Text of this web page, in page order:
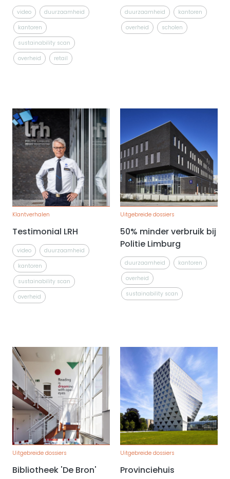
video
duurzaamheid
kantoren
sustainability scan
overheid
retail
duurzaamheid
kantoren
overheid
scholen
Klantverhalen
Testimonial LRH
video
duurzaamheid
kantoren
sustainability scan
overheid
Uitgebreide dossiers
50% minder verbruik bij
Politie Limburg
duurzaamheid
kantoren
overheid
sustainability scan
Uitgebreide dossiers
Bibliotheek 'De Bron'
Uitgebreide dossiers
Provinciehuis